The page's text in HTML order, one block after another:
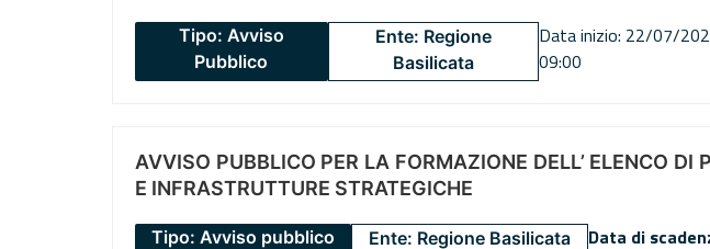
Tipo: Avviso
Pubblico
Ente: Regione
Basilicata
Data inizio: 22/07/
09:00
AVVISO PUBBLICO PER LA FORMAZIONE DELL’ ELENCO
E INFRASTRUTTURE STRATEGICHE
Tipo: Avviso pubblico Ente: Regione Basilicata Data di